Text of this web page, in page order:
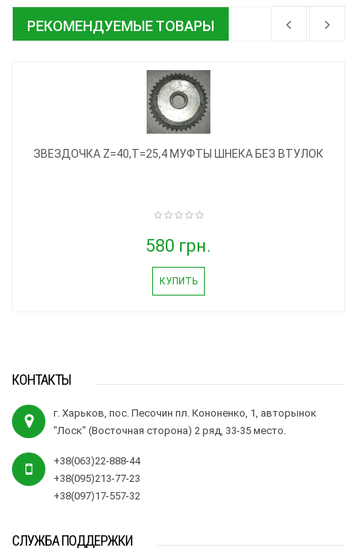
РЕКОМЕНДУЕМЫЕ ТОВАРЫ
ЗВЕЗДОЧКА Z=40,T=25,4 МУФТЫ ШНЕКА БЕЗ ВТУЛОК
580 грн.
КУПИТЬ
КОНТАКТЫ
г. Харьков, пос. Песочин пл. Кононенко, 1, авторынок
"Лоск" (Восточная сторона) 2 ряд, 33-35 место.
+38(063)22-888-44
+38(095)213-77-23
+38(097)17-557-32
СЛУЖБА ПОДДЕРЖКИ